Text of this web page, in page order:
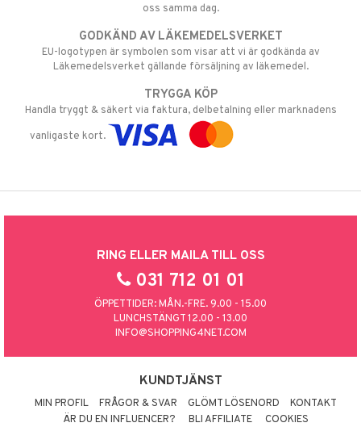
oss samma dag.
GODKÄND AV LÄKEMEDELSVERKET
EU-logotypen är symbolen som visar att vi är godkända av
Läkemedelsverket gällande försäljning av läkemedel.
TRYGGA KÖP
Handla tryggt & säkert via faktura, delbetalning eller marknadens
vanligaste kort.
RING ELLER MAILA TILL OSS
031 712 01 01
ÖPPETTIDER: MÅN.-FRE. 9.00 - 15.00
LUNCHSTÄNGT 12.00 - 13.00
INFO@SHOPPING4NET.COM
KUNDTJÄNST
MIN PROFIL FRÅGOR & SVAR GLÖMT LÖSENORD
KONTAKT
ÄR DU EN INFLUENCER?
BLI AFFILIATE COOKIES